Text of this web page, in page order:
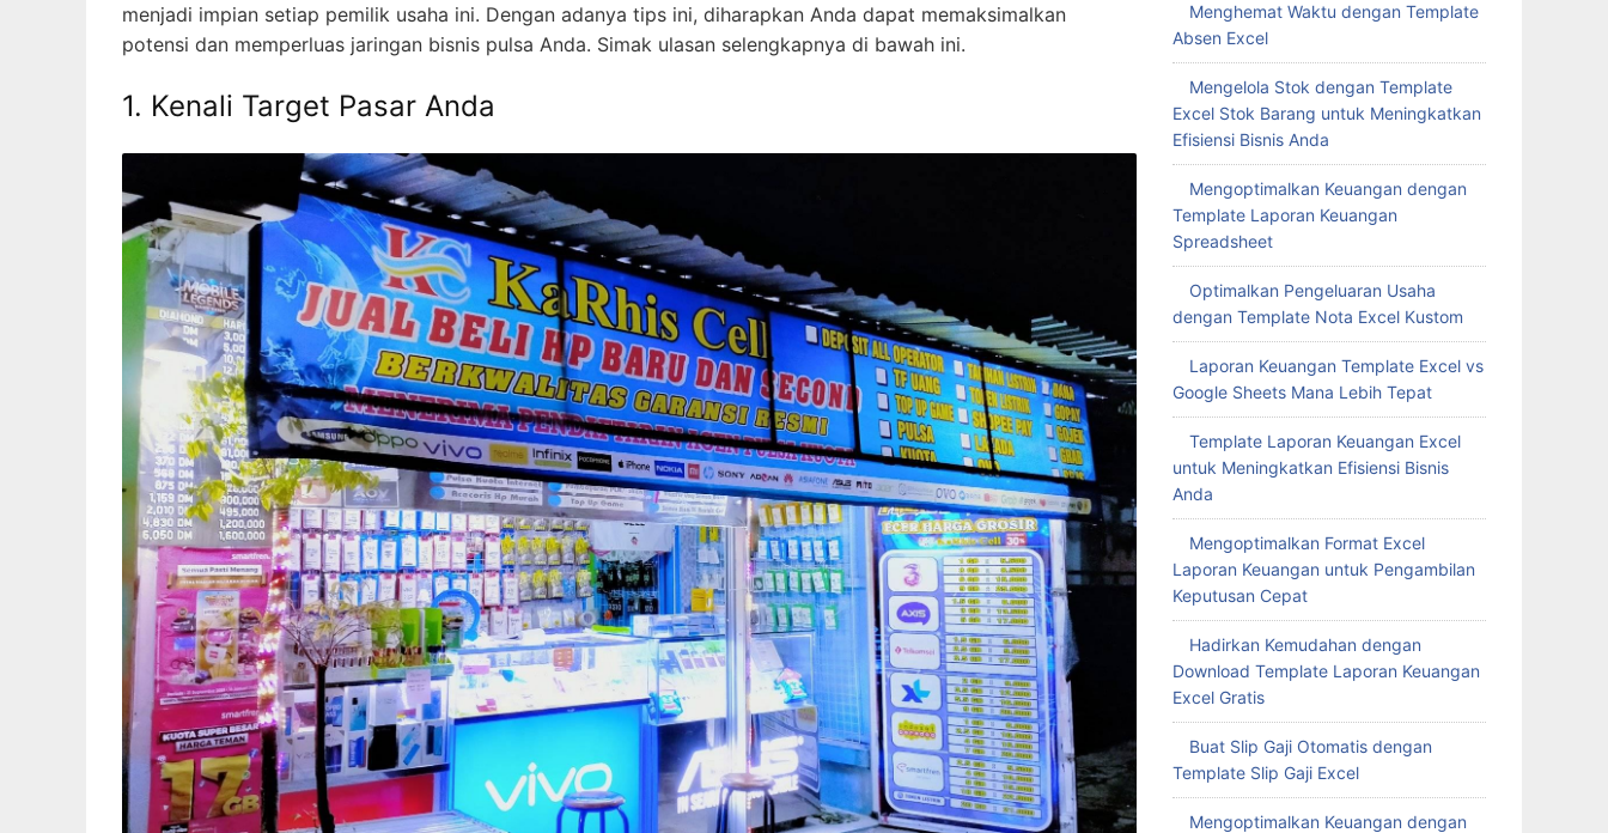
menjadi impian setiap pemilik usaha ini. Dengan adanya tips ini, diharapkan Anda dapat memaksimalkan
potensi dan memperluas jaringan bisnis pulsa Anda. Simak ulasan selengkapnya di bawah ini.
1. Kenali Target Pasar Anda
Menghemat Waktu dengan Template
Absen Excel
Mengelola Stok dengan Template
Excel Stok Barang untuk Meningkatkan
Efisiensi Bisnis Anda
Mengoptimalkan Keuangan dengan
Template Laporan Keuangan
Spreadsheet
Optimalkan Pengeluaran Usaha
dengan Template Nota Excel Kustom
Laporan Keuangan Template Excel vs
Google Sheets Mana Lebih Tepat
Template Laporan Keuangan Excel
untuk Meningkatkan Efisiensi Bisnis
Anda
Mengoptimalkan Format Excel
Laporan Keuangan untuk Pengambilan
Keputusan Cepat
Hadirkan Kemudahan dengan
Download Template Laporan Keuangan
Excel Gratis
Buat Slip Gaji Otomatis dengan
Template Slip Gaji Excel
Mengoptimalkan Keuangan dengan